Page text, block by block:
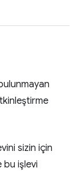
sizin için
bu işlevi